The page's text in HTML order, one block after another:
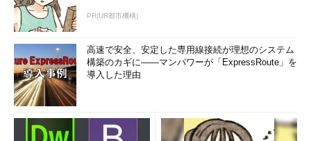
PR(UR都市機構)
高速で安全、安定した専用線接続が理想のシステム
構築のカギに――マンパワーが「ExpressRoute」を
導入した理由